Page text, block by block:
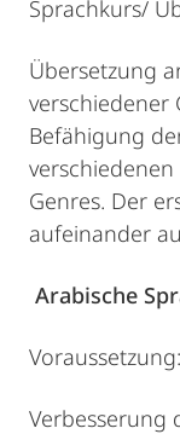
Sprachkurs/
Übersetzung
verschiedener
Befähigung
Genres. Der
aufeinander
Arabische
Verbesserung